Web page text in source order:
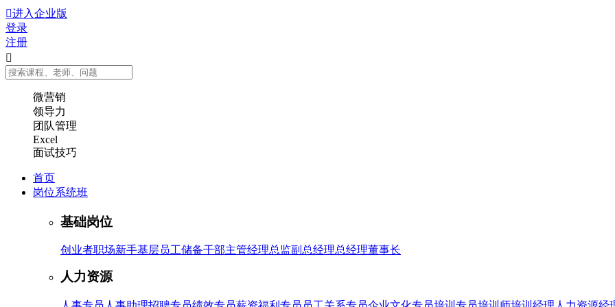
进入企业版
登录
注册

微营销
领导力
团队管理
Excel
面试技巧
首页
岗位系统班
基础岗位
创业者职场新手基层员工储备干部主管经理总监副总经理总经理董事长
人力资源